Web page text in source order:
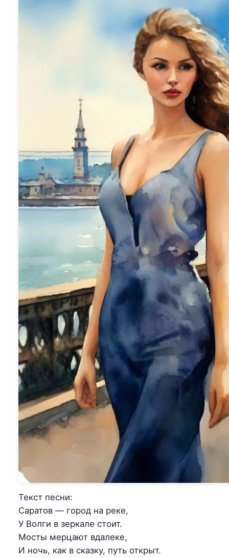
Текст песни:
Саратов — город на реке,
У Волги в зеркале стоит.
Мосты мерцают вдалеке,
И ночь, как в сказку, путь открыт.